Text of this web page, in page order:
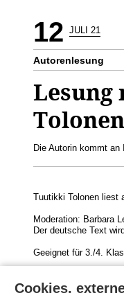
12 JULI 21
Autorenlesung
Die Autorin kommt an
Tuutikki Tolonen liest
Moderation: Barbara
Der deutsche Text
Geeignet für 3./4.
Buchungsanfrage
Cookies,